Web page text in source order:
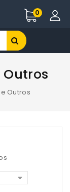
0
Outros
Outros